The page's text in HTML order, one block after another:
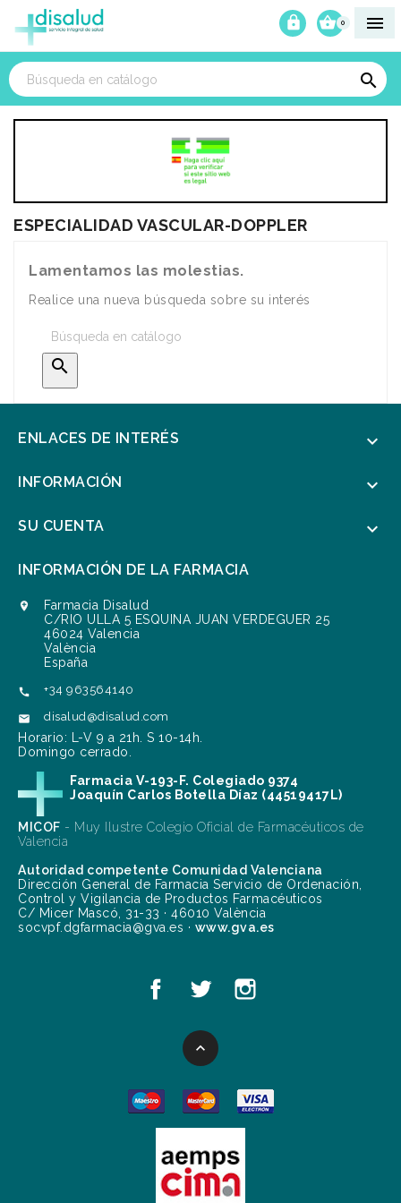

0



ESPECIALIDAD VASCULAR-DOPPLER
Lamentamos las molestias.
Realice una nueva búsqueda sobre su interés

ENLACES DE INTERÉS 
INFORMACIÓN 
SU CUENTA 
INFORMACIÓN DE LA FARMACIA

Farmacia Disalud
C/RIO ULLA 5 ESQUINA JUAN VERDEGUER 25
46024 Valencia
València
España
 +34 963564140
 disalud@disalud.com
Horario: L-V 9 a 21h. S 10-14h.
Domingo cerrado.
Farmacia V-193-F. Colegiado 9374
Joaquín Carlos Botella Díaz (44519417L)
MICOF - Muy Ilustre Colegio Oficial de Farmacéuticos de
Valencia
Autoridad competente Comunidad Valenciana
Dirección General de Farmacia Servicio de Ordenación,
Control y Vigilancia de Productos Farmacéuticos
C/ Micer Mascó, 31-33 · 46010 València
socvpf.dgfarmacia@gva.es · www.gva.es
